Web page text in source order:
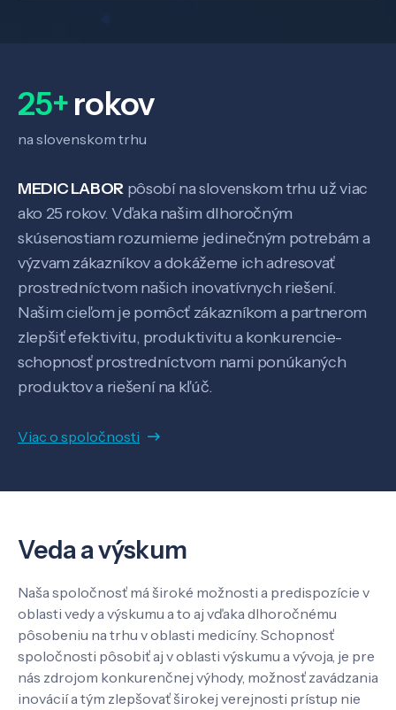
Veda a výskum
Pôsobenie
25+rokov
na slovenskom trhu
MEDIC LABOR pôsobí na slovenskom trhu už viac
ako 25 rokov. Vďaka našim dlhoročným
skúsenostiam rozumieme jedinečným potrebám a
výzvam zákazníkov a dokážeme ich adresovať
prostredníctvom našich inovatívnych riešení.
Našim cieľom je pomôcť zákazníkom a partnerom
zlepšiť efektivitu, produktivitu a konkurencie-
schopnosť prostredníctvom nami ponúkaných
produktov a riešení na kľúč.
Viac o spoločnosti
Veda a výskum
Naša spoločnosť má široké možnosti a predispozície v
oblasti vedy a výskumu a to aj vďaka dlhoročnému
pôsobeniu na trhu v oblasti medicíny. Schopnosť
spoločnosti pôsobiť aj v oblasti výskumu a vývoja, je pre
nás zdrojom konkurenčnej výhody, možnosť zavádzania
inovácií a tým zlepšovať širokej verejnosti prístup nie